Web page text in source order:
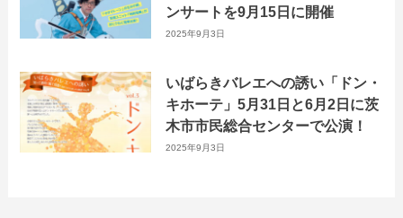
ンサートを9月15日に開催
2025年9月3日
いばらきバレエへの誘い「ドン・
キホーテ」5月31日と6月2日に茨
木市市民総合センターで公演！
2025年9月3日